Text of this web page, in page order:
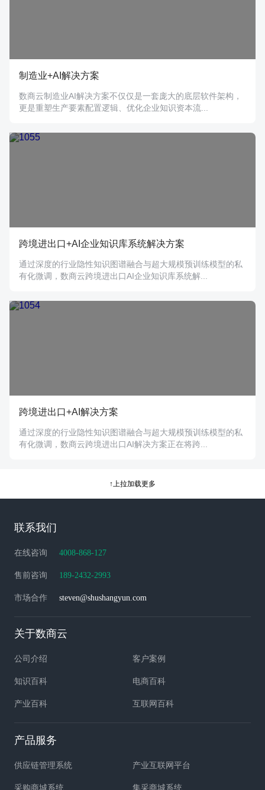
制造业+AI解决方案
数商云制造业AI解决方案不仅仅是一套庞大的底层软件架构，
更是重塑生产要素配置逻辑、优化企业知识资本流...
跨境进出口+AI企业知识库系统解决方案
通过深度的行业隐性知识图谱融合与超大规模预训练模型的私
有化微调，数商云跨境进出口AI企业知识库系统解...
跨境进出口+AI解决方案
通过深度的行业隐性知识图谱融合与超大规模预训练模型的私
有化微调，数商云跨境进出口AI解决方案正在将跨...
↑上拉加载更多
联系我们
在线咨询 4008-868-127
售前咨询 189-2432-2993
市场合作 steven@shushangyun.com
关于数商云
公司介绍 客户案例
知识百科 电商百科
产业百科 互联网百科
产品服务
供应链管理系统 产业互联网平台
采购商城系统 集采商城系统